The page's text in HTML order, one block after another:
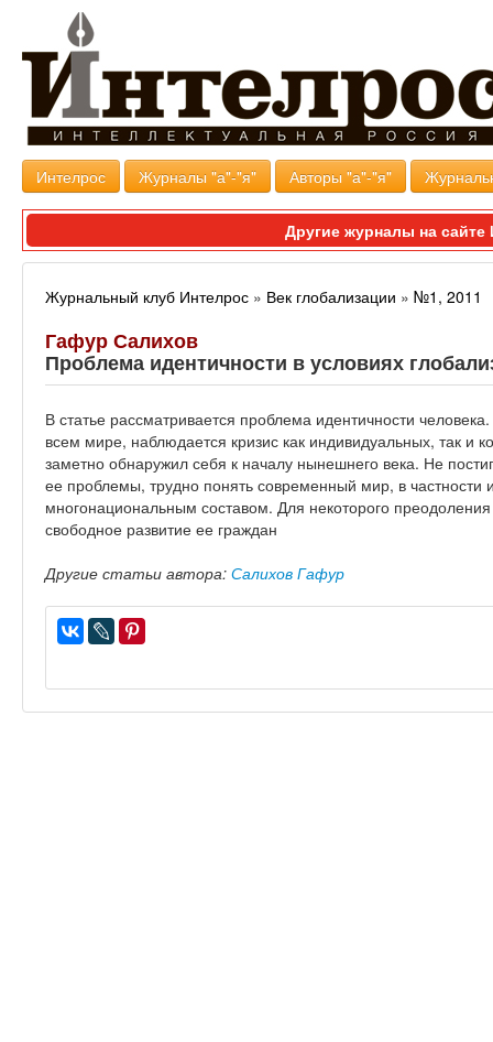
Интелрос Журналы "а"-"я" Авторы "а"-"я"
Другие журналы на
Журнальный клуб Интелрос » Век глобализации » №1, 2011
Гафур Салихов
Проблема идентичности в условиях
В статье рассматривается проблема идентичности
всем мире, наблюдается кризис как индивидуальных, так и
заметно обнаружил себя к началу нынешнего века. Не
ее проблемы, трудно понять современный мир, в частности
многонациональным составом. Для некоторого
свободное развитие ее граждан
Другие статьи автора: Салихов Гафур